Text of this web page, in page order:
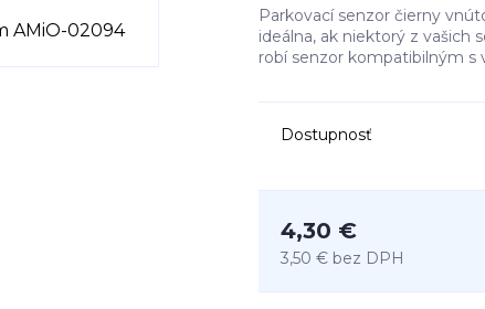
Parkovací senzor čierny
ideálna, ak niektorý z vašich
robí senzor kompatibilným s
Dostupnosť
4,30 €
3,50 € bez DPH